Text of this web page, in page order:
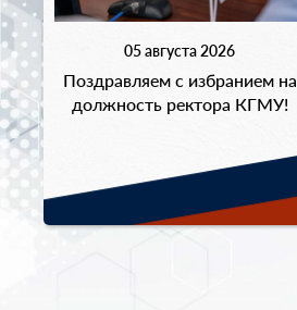
05 августа 2026
Поздравляем с избранием на
должность ректора КГМУ!